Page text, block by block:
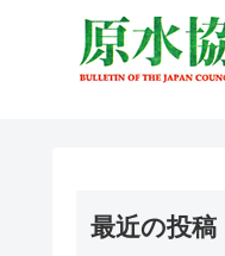
最近の投稿